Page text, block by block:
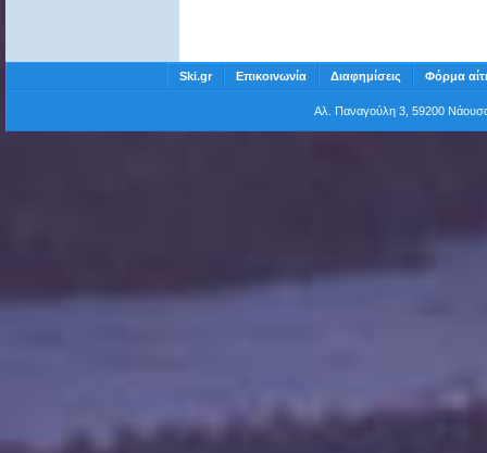
Ski.gr Επικοινωνία Διαφημίσεις Φόρμα
Αλ. Παναγούλη 3, 59200